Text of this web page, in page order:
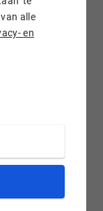
alle
en
bij Hostnet
langer de
of via een